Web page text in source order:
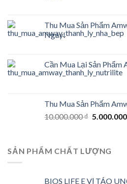
Thu Mua Sản Phẩm
Ngay!
Cần Mua Lại Sản Phẩm
Thu Mua Sản Phẩm
10.000.000₫ Original
10.000.000
5.000.000
SẢN PHẨM CHẤT LƯỢNG
BIOS LIFE E VỊ TÁO